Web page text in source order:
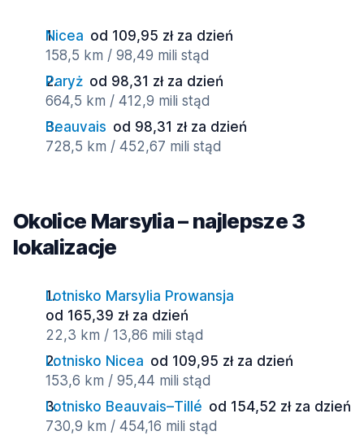
Nicea od 109,95 zł za dzień
158,5 km / 98,49 mili stąd
Paryż od 98,31 zł za dzień
664,5 km / 412,9 mili stąd
Beauvais od 98,31 zł za dzień
728,5 km / 452,67 mili stąd
Okolice Marsylia – najlepsze 3
lokalizacje
Lotnisko Marsylia Prowansja
od 165,39 zł za dzień
22,3 km / 13,86 mili stąd
Lotnisko Nicea od 109,95 zł za dzień
153,6 km / 95,44 mili stąd
Lotnisko Beauvais–Tillé od 154,52 zł za dzień
730,9 km / 454,16 mili stąd